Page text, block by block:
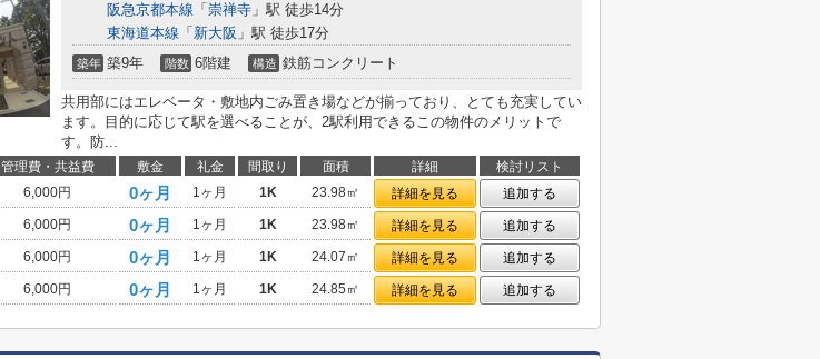
阪急京都本線 「 崇禅寺 」駅 徒歩14分
東海道本線 「 新大阪 」駅 徒歩17分
築年 築9年 階数 6階建 構造 鉄筋コンクリート
共用部にはエレベータ・敷地内ごみ置き場などが揃っており、とても充実してい
ます。目的に応じて駅を選べることが、2駅利用できるこの物件のメリットで
す。防...
管理費・共益費 敷金 礼金 間取り 面積 詳細
検討リスト
6,000円 0ヶ月 1ヶ月 1K 23.98㎡ 詳細を見る
追加する
6,000円 0ヶ月 1ヶ月 1K 23.98㎡ 詳細を見る
追加する
6,000円 0ヶ月 1ヶ月 1K 24.07㎡ 詳細を見る
追加する
6,000円 0ヶ月 1ヶ月 1K 24.85㎡ 詳細を見る 追加する